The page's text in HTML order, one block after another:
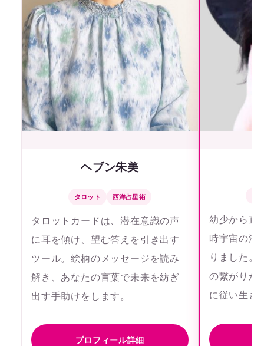
ヘブン朱美
タロット 西洋占星術
タロットカードは、潜在意識の声
に耳を傾け、望む答えを引き出す
ツール。絵柄のメッセージを読み
解き、あなたの言葉で未来を紡ぎ
出す手助けをします。
プロフィール詳細
幼少から直
時宇宙の法
りました。
の繋がりが
に従い生き